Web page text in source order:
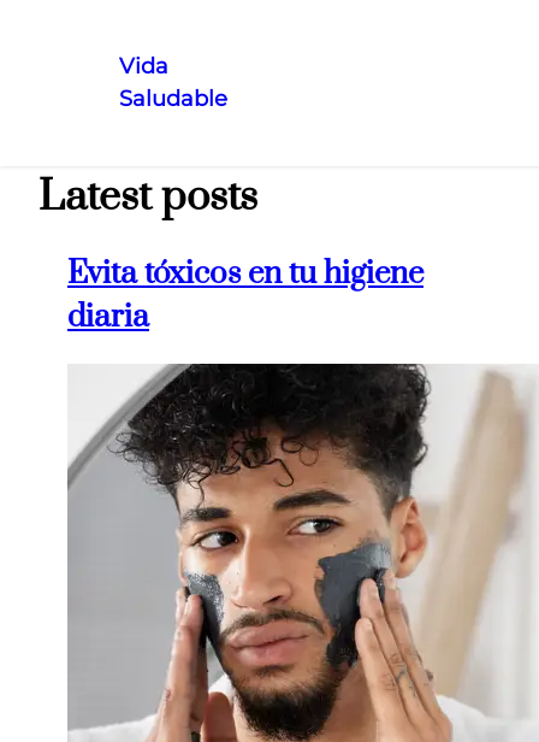
contenido
Vida
Saludable
Latest posts
Evita tóxicos en tu higiene
diaria